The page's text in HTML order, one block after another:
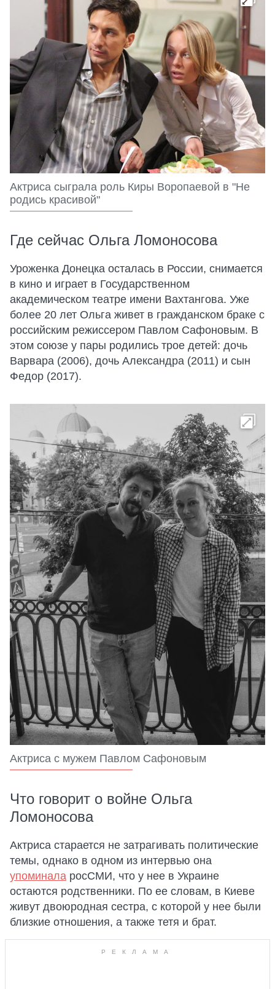
Актриса сыграла роль Киры Воропаевой в "Не
родись красивой"
Где сейчас Ольга Ломоносова
Уроженка Донецка осталась в России, снимается
в кино и играет в Государственном
академическом театре имени Вахтангова. Уже
более 20 лет Ольга живет в гражданском браке с
российским режиссером Павлом Сафоновым. В
этом союзе у пары родились трое детей: дочь
Варвара (2006), дочь Александра (2011) и сын
Федор (2017).
Актриса с мужем Павлом Сафоновым
Что говорит о войне Ольга
Ломоносова
Актриса старается не затрагивать политические
темы, однако в одном из интервью она
упоминала росСМИ, что у нее в Украине
остаются родственники. По ее словам, в Киеве
живут двоюродная сестра, с которой у нее были
близкие отношения, а также тетя и брат.